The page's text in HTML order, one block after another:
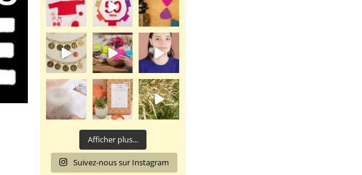
Afficher plus...
Suivez-nous sur Instagram